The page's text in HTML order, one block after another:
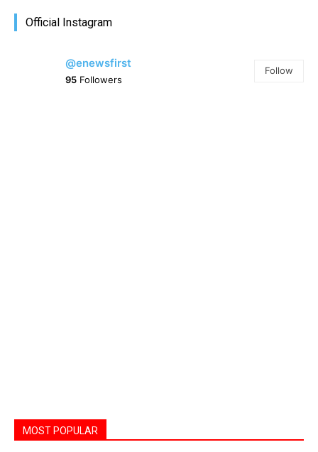
Official Instagram
@enewsfirst
95 Followers
Follow
MOST POPULAR